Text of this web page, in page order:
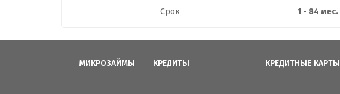
Срок
1 - 84 мес.
МИКРОЗАЙМЫ КРЕДИТЫ КРЕДИТНЫЕ КАРТЫ